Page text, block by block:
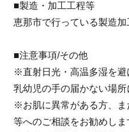
■製造・加工工程等
恵那市で行っている製造
■注意事項/その他
※直射日光・高温多湿を避
乳幼児の手の届かない場所
※お肌に異常がある方、ま
等へのご相談をお勧めしま